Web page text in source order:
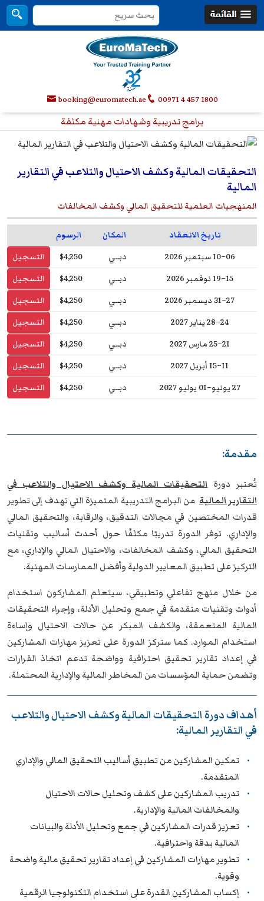
00971 4 457 1800
booking@euromatech.ae
برامج تدريبية وشهادات مهنية مكثفة
التحقيقات المالية وكشف الاحتيال والتلاعب في التقارير
المالية
المنهجيات العلمية للتحقيق المالي وكشف المخالفات
تاريخ الانعقاد المكان
الرسوم
06–10 سبتمبر 2026
دبــي $4,250
التسجيل
15–19 نوفمبر 2026
دبــي $4,250
التسجيل
27–31 ديسمبر 2026
دبــي $4,250
التسجيل
24–28 يناير 2027
دبــي $4,250
التسجيل
21–25 مارس 2027
دبــي $4,250
التسجيل
11–15 أبريل 2027
دبــي $4,250
التسجيل
27 يونيو–01 يوليو 2027
دبــي $4,250 التسجيل
مقدمة:
تُعتبر دورة التحقيقات المالية وكشف الاحتيال والتلاعب في
التقارير المالية من البرامج التدريبية المتميزة التي تهدف إلى تطوير
قدرات المختصين في مجالات التدقيق، والرقابة، والتحقيق المالي
والإداري. توفر الدورة تدريبًا مكثفًا حول أحدث أساليب وتقنيات
التحقيق المالي، وكشف المخالفات، والاحتيال المالي والإداري، مع
التركيز على تطبيق المعايير الدولية وأفضل الممارسات المهنية.
من خلال منهج تفاعلي وتطبيقي، سيتعلم المشاركون استخدام
أدوات وتقنيات متقدمة في جمع وتحليل الأدلة، وإجراء التحقيقات
المالية المتعمقة، والكشف المبكر عن حالات الاحتيال وإساءة
استخدام الموارد. كما ستركز الدورة على تعزيز مهارات المشاركين
في إعداد تقارير تحقيق احترافية وواضحة تدعم اتخاذ القرارات
وتضمن حماية المؤسسات من المخاطر المالية والإدارية المحتملة.
أهداف دورة التحقيقات المالية وكشف الاحتيال والتلاعب
في التقارير المالية:
تمكين المشاركين من تطبيق أساليب التحقيق المالي والإداري
المتقدمة.
تدريب المشاركين على كشف وتحليل حالات الاحتيال
والمخالفات المالية والإدارية.
تعزيز قدرات المشاركين في جمع وتحليل الأدلة والبيانات
المالية بدقة واحترافية.
تطوير مهارات المشاركين في إعداد تقارير تحقيق مالية واضحة
وقوية.
إكساب المشاركين القدرة على استخدام التكنولوجيا الرقمية